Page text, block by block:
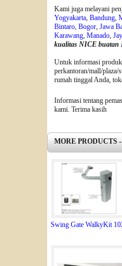
Kami juga melayani
Yogyakarta, Bandung,
Bintaro, Bogor, Jawa
Karawang, Manado,
kualitas NICE buatan
Untuk informasi
perkantoran/mall/plaza/
rumah tinggal Anda,
Informasi tentang
kami. Terima kasih
MORE PRODUCTS -
Swing Gate WalkyKit